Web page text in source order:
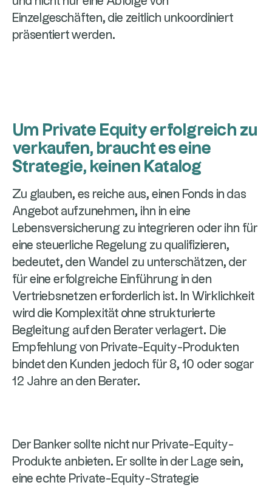
Einzelgeschäften, die zeitlich unkoordiniert
präsentiert werden.
Um Private Equity erfolgreich zu
verkaufen, braucht es eine
Strategie, keinen Katalog
Zu glauben, es reiche aus, einen Fonds in das
Angebot aufzunehmen, ihn in eine
Lebensversicherung zu integrieren oder ihn für
eine steuerliche Regelung zu qualifizieren,
bedeutet, den Wandel zu unterschätzen, der
für eine erfolgreiche Einführung in den
Vertriebsnetzen erforderlich ist. In Wirklichkeit
wird die Komplexität ohne strukturierte
Begleitung auf den Berater verlagert. Die
Empfehlung von Private-Equity-Produkten
bindet den Kunden jedoch für 8, 10 oder sogar
12 Jahre an den Berater.
Der Banker sollte nicht nur Private-Equity-
Produkte anbieten. Er sollte in der Lage sein,
eine echte Private-Equity-Strategie